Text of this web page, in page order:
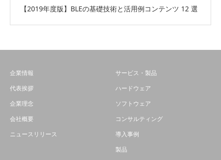
【2019年度版】BLEの基礎技術と活用例コンテンツ 12 選
企業情報
代表挨拶
企業理念
会社概要
ニュースリリース
サービス・製品
ハードウェア
ソフトウェア
コンサルティング
導入事例
製品